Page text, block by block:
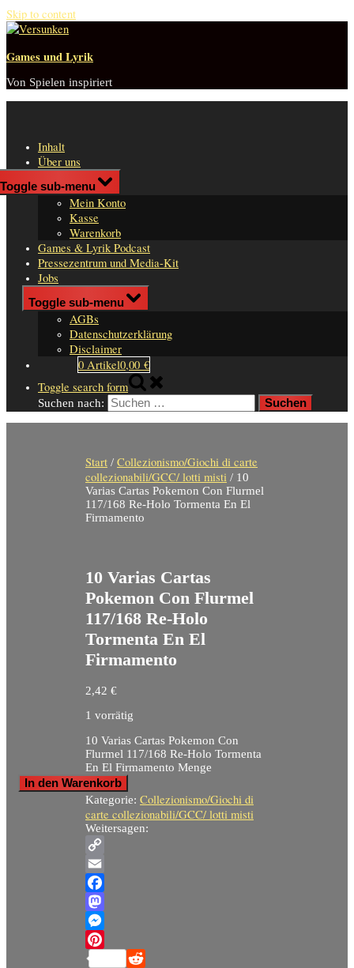
Skip to content
Games und Lyrik
Von Spielen inspiriert
Inhalt
Über uns
Shop
Toggle sub-menu
Mein Konto
Kasse
Warenkorb
Games & Lyrik Podcast
Pressezentrum und Media-Kit
Jobs
Impressum
Toggle sub-menu
AGBs
Datenschutzerklärung
Disclaimer
0 Artikel0,00 €
Toggle search form
Suchen nach:
Start / Collezionismo/Giochi di carte
collezionabili/GCC/ lotti misti / 10
Varias Cartas Pokemon Con Flurmel
117/168 Re-Holo Tormenta En El
Firmamento
10 Varias Cartas
Pokemon Con Flurmel
117/168 Re-Holo
Tormenta En El
Firmamento
2,42 €
1 vorrätig
10 Varias Cartas Pokemon Con
Flurmel 117/168 Re-Holo Tormenta
En El Firmamento Menge
In den Warenkorb
Kategorie: Collezionismo/Giochi di
carte collezionabili/GCC/ lotti misti
Weitersagen:
Copy
Link
Email
Facebook
Mastodon
Messenger
Pinterest